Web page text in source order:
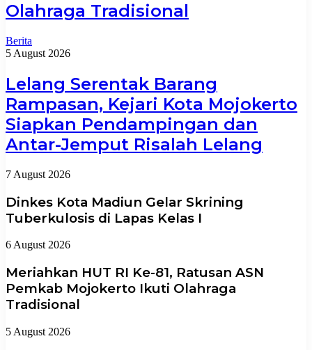
Olahraga Tradisional
Berita
5 August 2026
Lelang Serentak Barang
Rampasan, Kejari Kota Mojokerto
Siapkan Pendampingan dan
Antar-Jemput Risalah Lelang
7 August 2026
Dinkes Kota Madiun Gelar Skrining
Tuberkulosis di Lapas Kelas I
6 August 2026
Meriahkan HUT RI Ke-81, Ratusan ASN
Pemkab Mojokerto Ikuti Olahraga
Tradisional
5 August 2026